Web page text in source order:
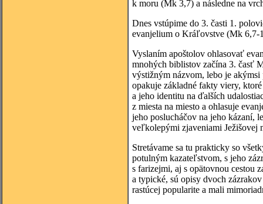
k moru (Mk 3,7) a následne na
Dnes vstúpime do 3. časti 1.
evanjelium o Kráľovstve (Mk 6,7-
Vyslaním apoštolov ohlasovať
mnohých biblistov začína 3. časť
výstižným názvom, lebo je
opakuje základné fakty viery,
a jeho identitu na ďalších
z miesta na miesto a ohlasuje
jeho poslucháčov na jeho kázaní,
veľkolepými zjaveniami Ježišovej
Stretávame sa tu prakticky so
potulným kazateľstvom, s jeho
s farizejmi, aj s opätovnou cestou
a typické, sú opisy dvoch
rastúcej popularite a mali